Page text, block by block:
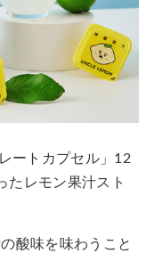
ートカプセル」12
たレモン果汁スト
酸味を味わうこと